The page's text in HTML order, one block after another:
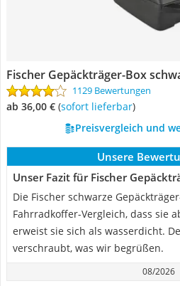
Fischer Gepäckträger-Box
1129 Bewertungen
ab 36,00 € ( Sofort lieferbar)
Preisvergleich und
Unsere
Unser Fazit für Fischer
Die Fischer schwarze
Fahrradkoffer-Vergleich, dass sie
erweist sie sich als wasserdicht.
verschraubt, was wir begrüßen.
08/2026